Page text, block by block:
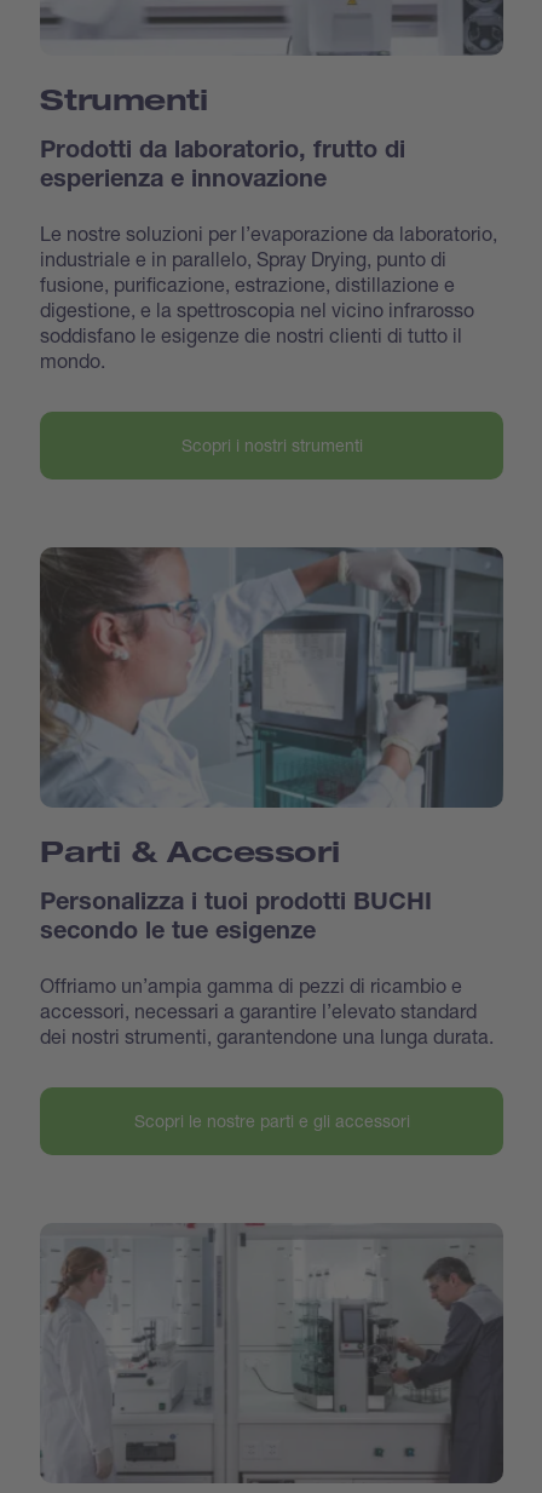
Strumenti
Prodotti da laboratorio, frutto di
esperienza e innovazione
Le nostre soluzioni per l’evaporazione da laboratorio,
industriale e in parallelo, Spray Drying, punto di
fusione, purificazione, estrazione, distillazione e
digestione, e la spettroscopia nel vicino infrarosso
soddisfano le esigenze die nostri clienti di tutto il
mondo.
Scopri i nostri strumenti
Parti & Accessori
Personalizza i tuoi prodotti BUCHI
secondo le tue esigenze
Offriamo un’ampia gamma di pezzi di ricambio e
accessori, necessari a garantire l’elevato standard
dei nostri strumenti, garantendone una lunga durata.
Scopri le nostre parti e gli accessori